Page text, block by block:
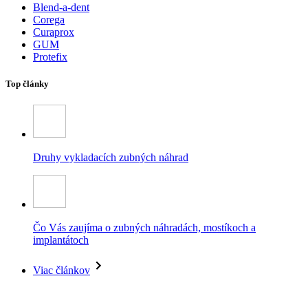
Blend-a-dent
Corega
Curaprox
GUM
Protefix
Top články
Druhy vykladacích zubných náhrad
Čo Vás zaujíma o zubných náhradách, mostíkoch a
implantátoch
Viac článkov